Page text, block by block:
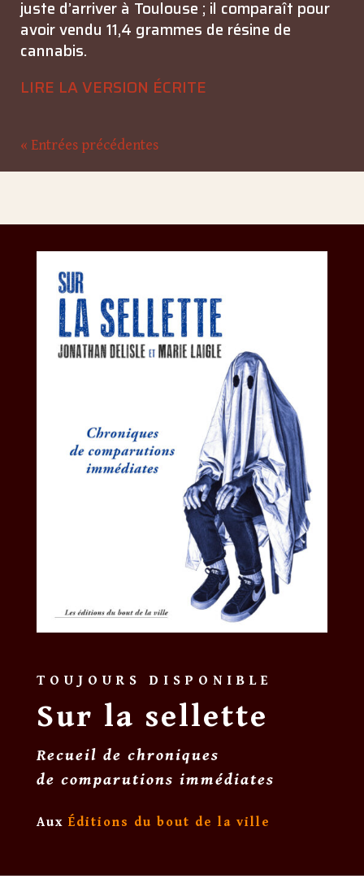
juste d’arriver à Toulouse ; il comparaît pour
avoir vendu 11,4 grammes de résine de
cannabis.
LIRE LA VERSION ÉCRITE
« Entrées précédentes
TOUJOURS DISPONIBLE
Sur la sellette
Recueil de chroniques
de comparutions immédiates
Aux Éditions du bout de la ville